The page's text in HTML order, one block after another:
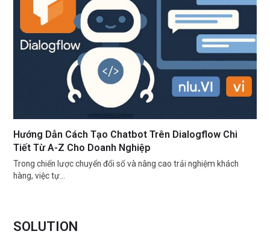
Hướng Dẫn Cách Tạo Chatbot Trên Dialogflow Chi
Tiết Từ A-Z Cho Doanh Nghiệp
Trong chiến lược chuyển đổi số và nâng cao trải nghiệm khách
hàng, việc tự…
SOLUTION